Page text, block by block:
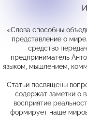
«Слова способны
представление о
средство
предприниматель
языком, мышлением,
Статьи посвящены
содержат заметки о
восприятие
формирует наше